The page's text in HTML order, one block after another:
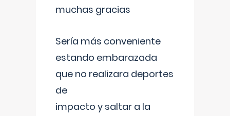
muchas gracias
Sería más conveniente
estando embarazada
que no realizara deportes
de
impacto y saltar a la